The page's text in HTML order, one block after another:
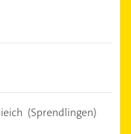
(Sprendlingen)